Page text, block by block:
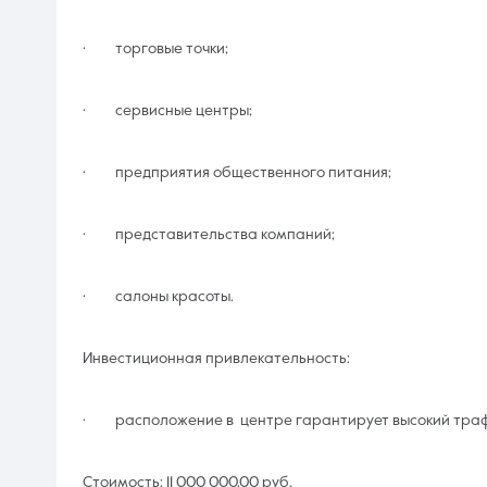
· торговые точки;
· сервисные центры;
· предприятия общественного питания;
· представительства компаний;
· салоны красоты.
Инвестиционная привлекательность:
· расположение в центре гарантирует высокий
Стоимость: 11 000 000,00 руб.